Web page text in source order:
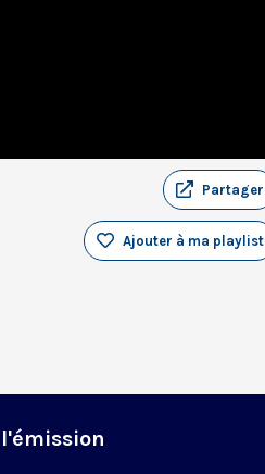
Partager
Ajouter à ma playlist